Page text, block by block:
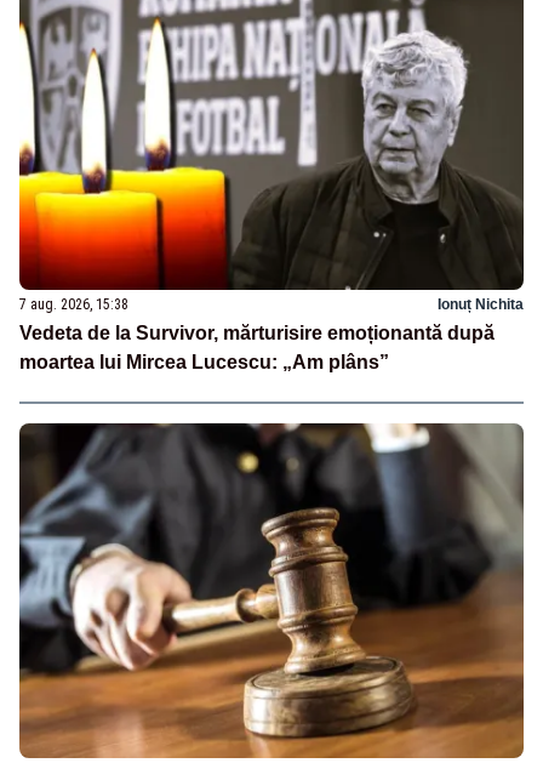
7 aug. 2026, 15:38 Ionuț Nichita
Vedeta de la Survivor, mărturisire emoționantă după
moartea lui Mircea Lucescu: „Am plâns”